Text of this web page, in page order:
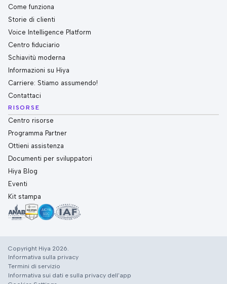
Come funziona
Storie di clienti
Voice Intelligence Platform
Centro fiduciario
Schiavitù moderna
Informazioni su Hiya
Carriere: Stiamo assumendo!
Contattaci
RISORSE
Centro risorse
Programma Partner
Ottieni assistenza
Documenti per sviluppatori
Hiya Blog
Eventi
Kit stampa
Copyright Hiya 2026.
Informativa sulla privacy
Termini di servizio
Informativa sui dati e sulla privacy dell'app